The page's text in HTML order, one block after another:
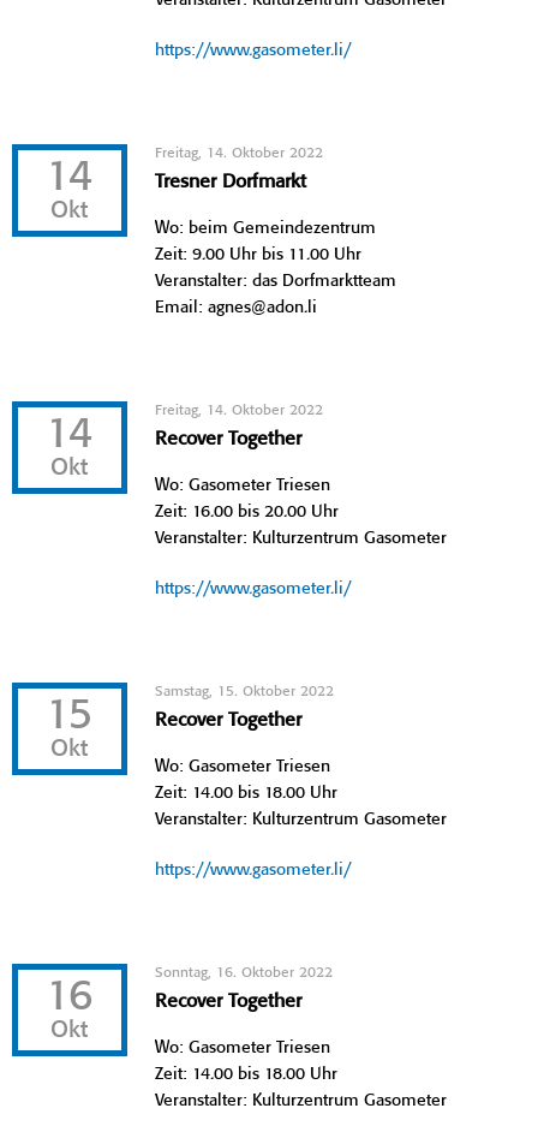
https://www.gasometer.li/
14
Okt
Freitag, 14. Oktober 2022
Tresner Dorfmarkt
Wo: beim Gemeindezentrum
Zeit: 9.00 Uhr bis 11.00 Uhr
Veranstalter: das Dorfmarktteam
Email: agnes@adon.li
14
Okt
Freitag, 14. Oktober 2022
Recover Together
Wo: Gasometer Triesen
Zeit: 16.00 bis 20.00 Uhr
Veranstalter: Kulturzentrum Gasometer
https://www.gasometer.li/
15
Okt
Samstag, 15. Oktober 2022
Recover Together
Wo: Gasometer Triesen
Zeit: 14.00 bis 18.00 Uhr
Veranstalter: Kulturzentrum Gasometer
https://www.gasometer.li/
16
Okt
Sonntag, 16. Oktober 2022
Recover Together
Wo: Gasometer Triesen
Zeit: 14.00 bis 18.00 Uhr
Veranstalter: Kulturzentrum Gasometer